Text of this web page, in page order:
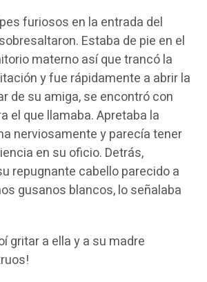
furiosos en la entrada del
Estaba de pie en el
materno así que trancó la
y fue rápidamente a abrir la
de su amiga, se encontró con
el que llamaba. Apretaba la
nerviosamente y parecía tener
en su oficio. Detrás,
repugnante cabello parecido a
gusanos blancos, lo señalaba
gritar a ella y a su madre